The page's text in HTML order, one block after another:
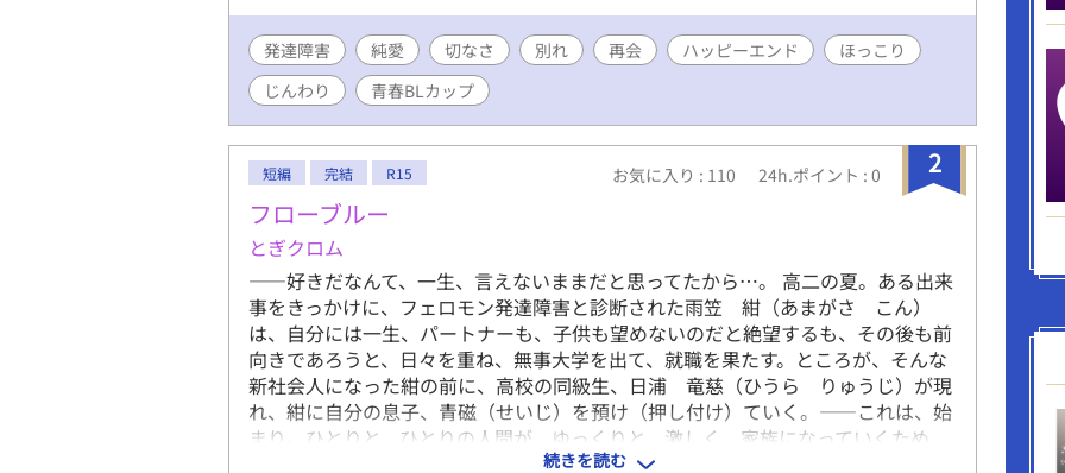
発達障害 純愛 切なさ 別れ 再会 ハッピーエンド
ほっこり
じんわり
青春BLカップ
2
短編 完結 R15 お気に入り : 110 24h.ポイント : 0
フローブルー
とぎクロム
——好きだなんて、一生、言えないままだと思ってたから…。 高二の夏。ある出来
事をきっかけに、フェロモン発達障害と診断された雨笠 紺（あまがさ こん）
は、自分には一生、パートナーも、子供も望めないのだと絶望するも、その後も前
向きであろうと、日々を重ね、無事大学を出て、就職を果たす。ところが、そんな
新社会人になった紺の前に、高校の同級生、日浦 竜慈（ひうら りゅうじ）が現
れ、紺に自分の息子、青磁（せいじ）を預け（押し付け）ていく。——これは、始
まり。ひとりと、ひとりの人間が、ゆっくりと、激しく、家族になっていくため
続きを読む